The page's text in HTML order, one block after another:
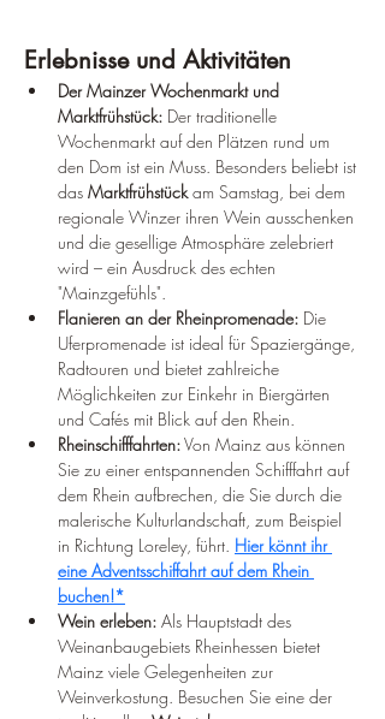
Erlebnisse und Aktivitäten
Der Mainzer Wochenmarkt und
Marktfrühstück: Der traditionelle
Wochenmarkt auf den Plätzen rund um
den Dom ist ein Muss. Besonders beliebt ist
das Marktfrühstück am Samstag, bei dem
regionale Winzer ihren Wein ausschenken
und die gesellige Atmosphäre zelebriert
wird – ein Ausdruck des echten
"Mainzgefühls".
Flanieren an der Rheinpromenade: Die
Uferpromenade ist ideal für Spaziergänge,
Radtouren und bietet zahlreiche
Möglichkeiten zur Einkehr in Biergärten
und Cafés mit Blick auf den Rhein.
Rheinschifffahrten: Von Mainz aus können
Sie zu einer entspannenden Schifffahrt auf
dem Rhein aufbrechen, die Sie durch die
malerische Kulturlandschaft, zum Beispiel
in Richtung Loreley, führt. Hier könnt ihr
eine Adventsschiffahrt auf dem Rhein
buchen!*
Wein erleben: Als Hauptstadt des
Weinanbaugebiets Rheinhessen bietet
Mainz viele Gelegenheiten zur
Weinverkostung. Besuchen Sie eine der